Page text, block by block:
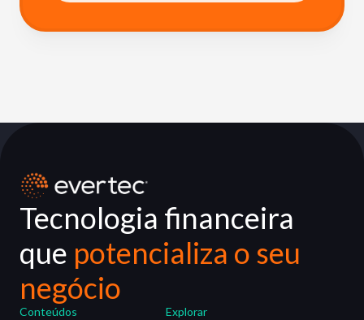
Tecnologia financeira
que potencializa o seu
negócio
Conteúdos
Explorar